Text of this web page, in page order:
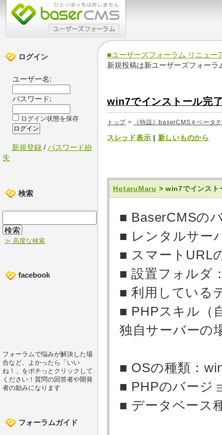
■ユーザーズフォーラム リニュー
新規投稿は新ユーザーズフォーラ
win7でインストール完
トップ > 《特設》baserCMS４ベータ
スレッド表示 | 新しいものから
HotaruMaru > win7でインスト
■ BaserCMSの
■ レンタルサー
■ スマートURL
■ 設置フォル
■ 利用している
■ PHPスキル（
独自サーバーの
■ OSの種類：
■ PHPのバージ
■ データベース
ログイン
ユーザー名:
パスワード:
ログイン状態を保存
新規登録 / パスワード紛
失
検索
≫ 高度な検索
facebook
フォーラムで悩みが解決した場
合など、よかったら「いい
ね！」をポチっとクリックして
ください！質問の回答者や開発
者の励みになります
フォーラムガイド